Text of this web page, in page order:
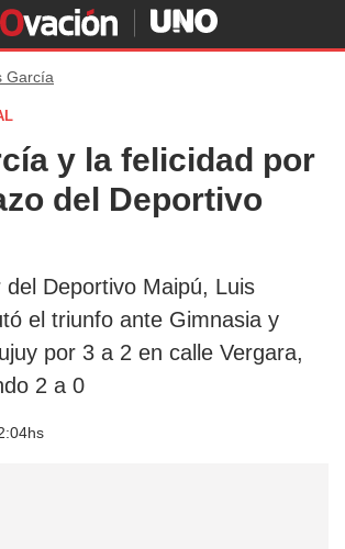
García
y la felicidad por
del Deportivo
del Deportivo Maipú, Luis
el triunfo ante Gimnasia y
por 3 a 2 en calle Vergara,
2 a 0